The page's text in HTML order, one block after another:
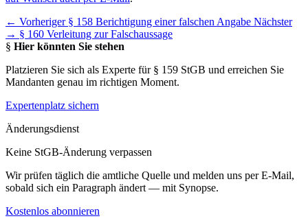
← Vorheriger § 158 Berichtigung einer falschen Angabe Nächster
→ § 160 Verleitung zur Falschaussage
§ Hier könnten Sie stehen
Platzieren Sie sich als Experte für § 159 StGB und erreichen Sie
Mandanten genau im richtigen Moment.
Expertenplatz sichern
Änderungsdienst
Keine StGB-Änderung verpassen
Wir prüfen täglich die amtliche Quelle und melden uns per E-Mail,
sobald sich ein Paragraph ändert — mit Synopse.
Kostenlos abonnieren